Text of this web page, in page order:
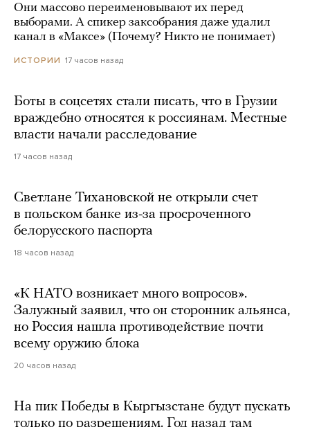
Они массово переименовывают их перед
выборами. А спикер заксобрания даже удалил
канал в «Максе» (Почему? Никто не понимает)
ИСТОРИИ 17 часов назад
Боты в соцсетях стали писать, что в Грузии
враждебно относятся к россиянам. Местные
власти начали расследование
17 часов назад
Светлане Тихановской не открыли счет
в польском банке из-за просроченного
белорусского паспорта
18 часов назад
«К НАТО возникает много вопросов».
Залужный заявил, что он сторонник альянса,
но Россия нашла противодействие почти
всему оружию блока
20 часов назад
На пик Победы в Кыргызстане будут пускать
только по разрешениям. Год назад там